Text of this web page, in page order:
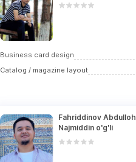
Business card design
Catalog / magazine layout
Fahriddinov Abdulloh
Najmiddin o'g'li